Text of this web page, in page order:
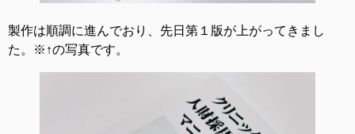
製作は順調に進んでおり、先日第１版が上がってきまし
た。※↑の写真です。